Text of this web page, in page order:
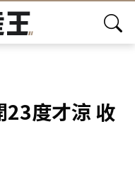
23度才涼 收